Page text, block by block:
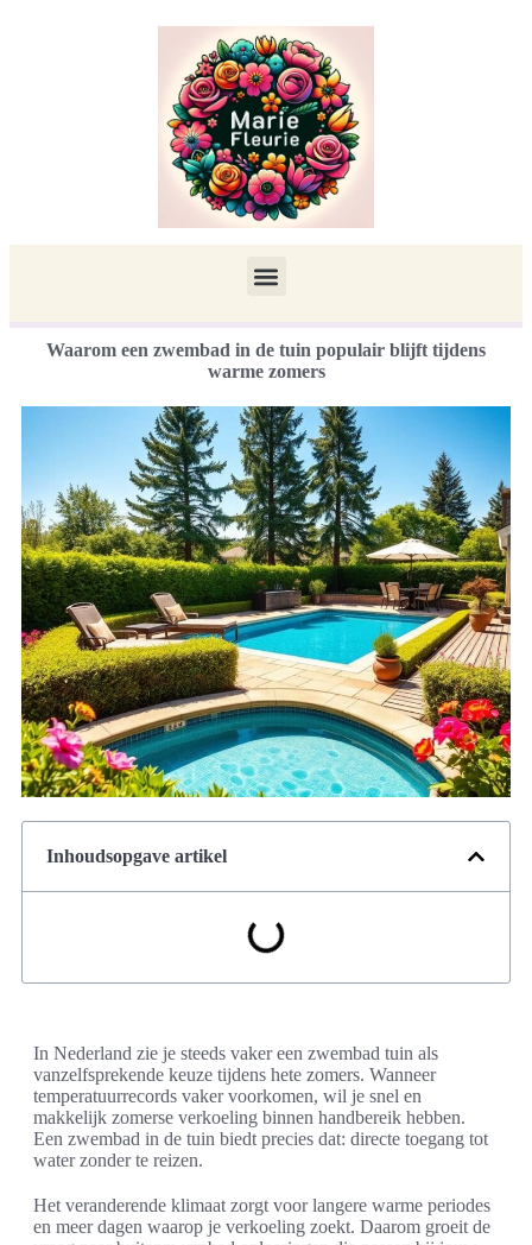
Waarom een zwembad in de tuin populair blijft tijdens
warme zomers
Inhoudsopgave artikel
In Nederland zie je steeds vaker een zwembad tuin als
vanzelfsprekende keuze tijdens hete zomers. Wanneer
temperatuurrecords vaker voorkomen, wil je snel en
makkelijk zomerse verkoeling binnen handbereik hebben.
Een zwembad in de tuin biedt precies dat: directe toegang tot
water zonder te reizen.
Het veranderende klimaat zorgt voor langere warme periodes
en meer dagen waarop je verkoeling zoekt. Daarom groeit de